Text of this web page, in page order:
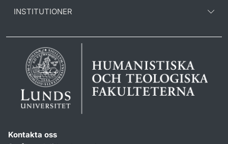
INSTITUTIONER
Kontakta oss